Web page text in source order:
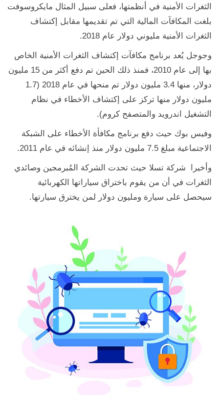
الثغرات الأمنية في أنظمتها، فعلى سبيل المثال مايكروسوفت
بلغت المكافآت المالية التي تم تقديمها مقابل إكتشاف
الثغرات الأمنية مليوني دولار عام 2018.
وجوجل يُعد برنامج مكافآت إكتشاف الثغرات الأمنية الخاص
بها إلى عام 2010، فمنذ ذلك الحين تم دفع أكثر من 15 مليون
دولار، منها 3.4 مليون دولار تم منحها في عام 2018 (1.7
مليون دولار منها تركز على إكتشاف الأخطاء في نظام
التشغيل اندرويد والمتصفح كروم).
وفيس بوك حيث دفع برنامج مكافأة الأخطاء على الشبكة
الاجتماعية مبلغ 7.5 مليون دولار منذ إنشائه في عام 2011.
وأخيرا شركة تسلا حيث تحدت الشركة المُبرمجين وصائدي
الثغرات في أن من يقوم باختراق سياراتها الكهربائية
سيحصل على سيارة ومليون دولار لمن يخترق سيارتها.